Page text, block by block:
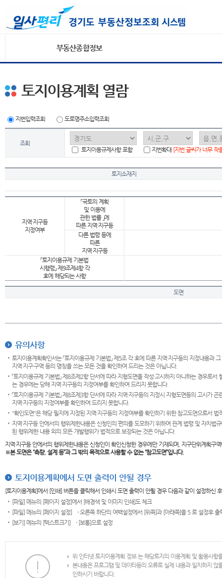
부동산종합정보
토지이용계획 열람
지번입력조회 도로명주소입력조회
조회
토지이용규제사항 포함
지번확대 [지번 글씨가 너무 작
토지소재지
지역·지구등
지정여부
「국토의 계획
및 이용에
관한 법률 」에
따른 지역·지구등
다른 법령 등에
따른
지역·지구등
「토지이용규제 기본법
시행령」 제9조제4항 각
호에 해당되는 사항
도면
유의사항
토지이용계획확인서는 「토지이용규제 기본법」 제5조 각 호에 따른 지역·지구등의 지정내용
지역·지구·구역 등의 명칭을 쓰는 모든 것을 확인하여 드리는 것은 아닙니다.
「토지이용규제 기본법」 제8조제2항 단서에 따라 지형도면을 작성·고시하지 아니하는 경우로
는 경우에는 당해 지역·지구등의 지정여부를 확인하여 드리지 못합니다.
「토지이용규제 기본법」 제8조제3항 단서에 따라 지역·지구등의 지정시 지형도면등의 고시가
지역·지구등의 지정여부를 확인하여 드리지 못합니다.
"확인도면"은 해당 필지에 지정된 지역·지구등의 지정여부를 확인하기 위한 참고도면으로서
지역·지구등 안에서의 행위제한내용은 신청인의 편의를 도모하기 위하여 관계 법령 및 자치
된 행위제한 내용 외의 모든 개발행위가 법적으로 보장되는 것은 아닙니다.
지역·지구등 안에서의 행위제한내용은 신청인이 확인신청한 경우에만 기재되며, 지구단위계획
※본 도면은“측량, 설계 등”과 그 밖의 목적으로 사용할 수 없는 “참고도면”입니다.
토지이용계획에서 도면 출력이 안될 경우
[토지이용계획]에서 [인쇄] 버튼을 클릭해서 인쇄시 도면 출력이 안될 경우 다음과 같이 설정하신
[파일] 메뉴의 [페이지 설정]에서 [배경색 및 이미지 인쇄]도 체크
[파일] 메뉴의 [페이지 설정] → 오른쪽 하단의 여백설정에서 [위쪽]과 [아래쪽]을 5 로 설정후 출
[보기] 메뉴의 [텍스트크기] → [보통]으로 설정
위 인터넷 토지이용계획 정보 는 해당토지의 이용계획 및 활용사
본내용은 프로그램 및 데이타등의 오류로 실제 내용과 일치하지
인하시기 바랍니다.